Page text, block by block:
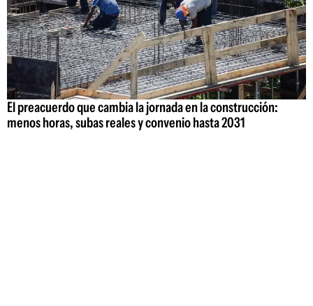
El preacuerdo que cambia la jornada en la construcción:
menos horas, subas reales y convenio hasta 2031